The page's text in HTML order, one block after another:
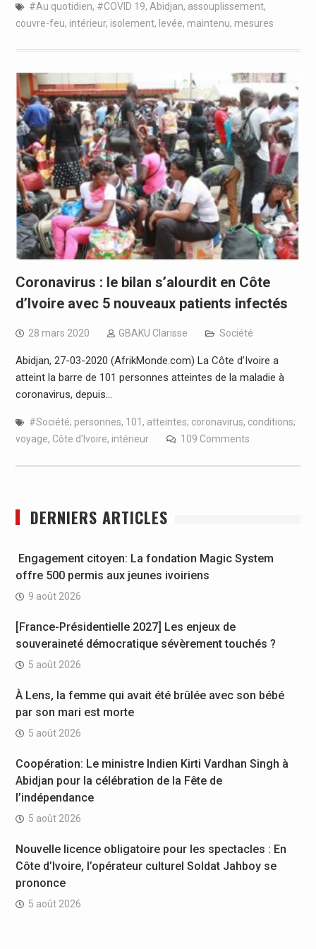
#Au quotidien, #COVID 19, Abidjan, assouplissement,
couvre-feu, intérieur, isolement, levée, maintenu, mesures
Coronavirus : le bilan s’alourdit en Côte
d’Ivoire avec 5 nouveaux patients infectés
28 mars 2020 GBAKU Clarisse Société
Abidjan, 27-03-2020 (AfrikMonde.com) La Côte d’Ivoire a
atteint la barre de 101 personnes atteintes de la maladie à
coronavirus, depuis…
#Société; personnes, 101 , atteintes; coronavirus, conditions;
voyage, Côte d'Ivoire, intérieur 109 Comments
DERNIERS ARTICLES
Engagement citoyen: La fondation Magic System
offre 500 permis aux jeunes ivoiriens
9 août 2026
[France-Présidentielle 2027] Les enjeux de
souveraineté démocratique sévèrement touchés ?
5 août 2026
À Lens, la femme qui avait été brûlée avec son bébé
par son mari est morte
5 août 2026
Coopération: Le ministre Indien Kirti Vardhan Singh à
Abidjan pour la célébration de la Fête de
l’indépendance
5 août 2026
Nouvelle licence obligatoire pour les spectacles : En
Côte d’Ivoire, l’opérateur culturel Soldat Jahboy se
prononce
5 août 2026